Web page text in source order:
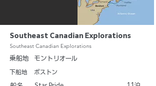
Southeast Canadian Explorations
Southeast Canadian Explorations
乗船地
下船地
モントリオール
ボストン
11